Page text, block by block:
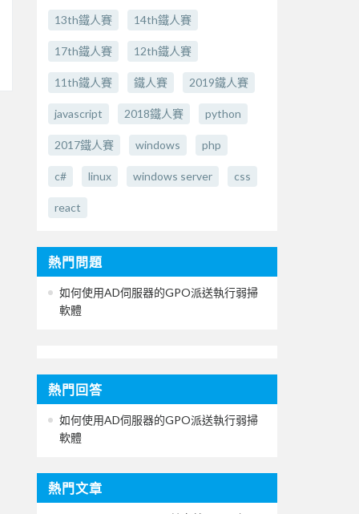
13th鐵人賽 14th鐵人賽
17th鐵人賽 12th鐵人賽
11th鐵人賽 鐵人賽 2019鐵人賽
javascript 2018鐵人賽 python
2017鐵人賽 windows php
c# linux windows server css
react
熱門問題
如何使用AD伺服器的GPO派送執行弱掃
軟體
熱門回答
如何使用AD伺服器的GPO派送執行弱掃
軟體
熱門文章